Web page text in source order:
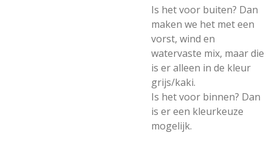
Is het voor buiten? Dan
maken we het met een
vorst, wind en
watervaste mix, maar die
is er alleen in de kleur
grijs/kaki.
Is het voor binnen? Dan
is er een kleurkeuze
mogelijk.